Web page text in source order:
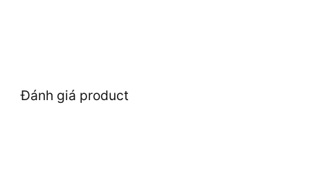
Đánh giá product